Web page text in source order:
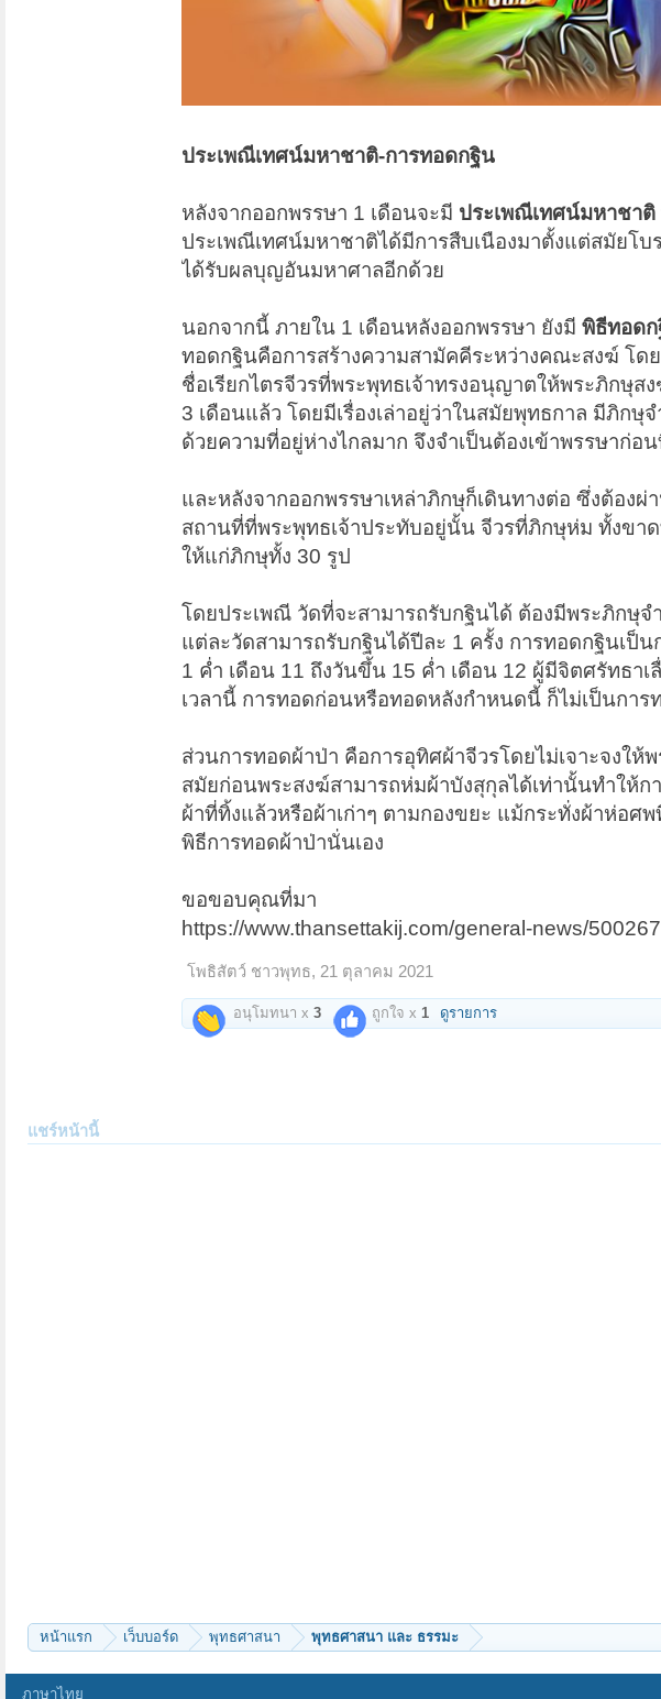
ประเพณีเทศน์มหาชาติ-การทอดกฐิน
หลังจากออกพรรษา 1 เดือนจะมี ประเพณีเทศน์มหาชาติ
ประเพณีเทศน์มหาชาติได้มีการสืบเนืองมาตั้งแต่สมัยโ
ได้รับผลบุญอันมหาศาลอีกด้วย
นอกจากนี้ ภายใน 1 เดือนหลังออกพรรษา ยังมี พิธีทอด
ทอดกฐินคือการสร้างความสามัคคีระหว่างคณะสงฆ์ โด
ชื่อเรียกไตรจีวรที่พระพุทธเจ้าทรงอนุญาตให้พระภิกษุ
3 เดือนแล้ว โดยมีเรื่องเล่าอยู่ว่าในสมัยพุทธกาล มีภิกษุ
ด้วยความที่อยู่ห่างไกลมาก จึงจำเป็นต้องเข้าพรรษาก่อ
และหลังจากออกพรรษาเหล่าภิกษุก็เดินทางต่อ ซึ่งต้อง
สถานที่ที่พระพุทธเจ้าประทับอยู่นั้น จีวรที่ภิกษุห่ม ทั้งขา
ให้แก่ภิกษุทั้ง 30 รูป
โดยประเพณี วัดที่จะสามารถรับกฐินได้ ต้องมีพระภิกษุจ
แต่ละวัดสามารถรับกฐินได้ปีละ 1 ครั้ง การทอดกฐินเป็
1 ค่ำ เดือน 11 ถึงวันขึ้น 15 ค่ำ เดือน 12 ผู้มีจิตศรัทธา
เวลานี้ การทอดก่อนหรือทอดหลังกำหนดนี้ ก็ไม่เป็นการ
ส่วนการทอดผ้าป่า คือการอุทิศผ้าจีวรโดยไม่เจาะจงใ
สมัยก่อนพระสงฆ์สามารถห่มผ้าบังสุกุลได้เท่านั้นทำให้ก
ผ้าที่ทิ้งแล้วหรือผ้าเก่าๆ ตามกองขยะ แม้กระทั่งผ้าห่อศ
พิธีการทอดผ้าป่านั่นเอง
ขอขอบคุณที่มา
https://www.thansettakij.com/general-news/500267
โพธิสัตว์ ชาวพุทธ, 21 ตุลาคม 2021
อนุโมทนา x 3 ถูกใจ x 1 ดูรายการ
แชร์หน้านี้
หน้าแรก เว็บบอร์ด พุทธศาสนา พุทธศาสนา และ ธรรมะ
ภาษาไทย